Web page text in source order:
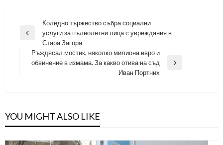
Навигация
Previous
Коледно тържество събра социални
услуги за пълнолетни лица с увреждания в
Стара Загора
Next
Ръждясал мостик, няколко милиона евро и
обвинение в измама. За какво отива на съд
Иван Портних
YOU MIGHT ALSO LIKE